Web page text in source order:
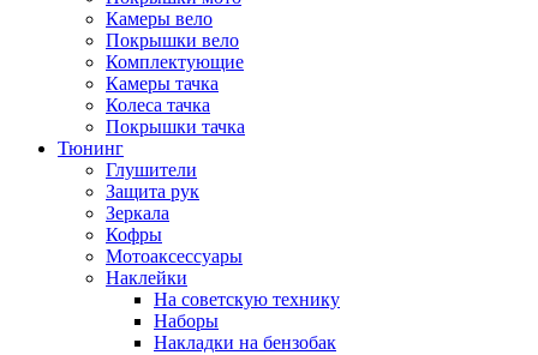
Камеры вело
Покрышки вело
Комплектующие
Камеры тачка
Колеса тачка
Покрышки тачка
Тюнинг
Глушители
Защита рук
Зеркала
Кофры
Мотоаксессуары
Наклейки
На советскую технику
Наборы
Накладки на бензобак